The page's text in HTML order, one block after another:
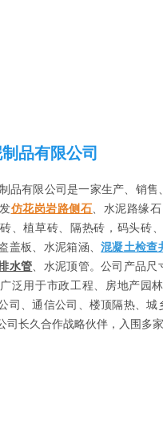
品有限公司
有限公司是一家生产、销售
仿花岗岩路侧石、水泥路缘石
、植草砖、隔热砖，码头砖
盖板、水泥箱涵、混凝土检查
水管、水泥顶管。公司产品尺
泛用于市政工程、房地产园
司、通信公司、楼顶隔热、
司长久合作战略伙伴，入围多